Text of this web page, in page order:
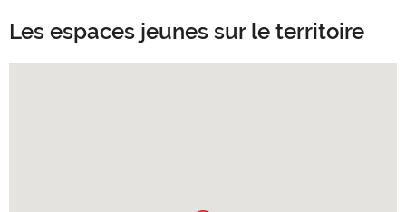
Les espaces jeunes sur le territoire